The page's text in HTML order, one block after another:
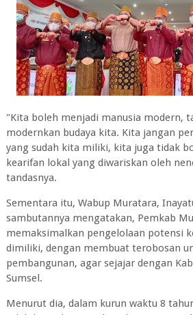
"Kita boleh menjadi manusia modern,
modernkan budaya kita. Kita jangan
yang sudah kita miliki, kita juga tidak
kearifan lokal yang diwariskan oleh
tandasnya.
Sementara itu, Wabup Muratara,
sambutannya mengatakan, Pemkab
memaksimalkan pengelolaan potensi
dimiliki, dengan membuat terobosan
pembangunan, agar sejajar dengan
Sumsel.
Menurut dia, dalam kurun waktu 8